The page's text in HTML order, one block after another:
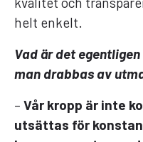
helt enkelt.
Vad är det
man drabbas av
– Vår kropp är inte
utsättas för